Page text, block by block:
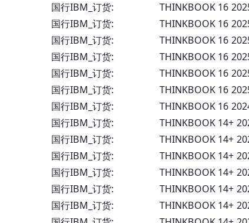
国行IBM_订货: THINKBOOK 16
国行IBM_订货: THINKBOOK 16
国行IBM_订货: THINKBOOK 16
国行IBM_订货: THINKBOOK 16
国行IBM_订货: THINKBOOK 16
国行IBM_订货: THINKBOOK 16
国行IBM_订货: THINKBOOK 16
国行IBM_订货: THINKBOOK 14+
国行IBM_订货: THINKBOOK 14+
国行IBM_订货: THINKBOOK 14+
国行IBM_订货: THINKBOOK 14+
国行IBM_订货: THINKBOOK 14+
国行IBM_订货: THINKBOOK 14+